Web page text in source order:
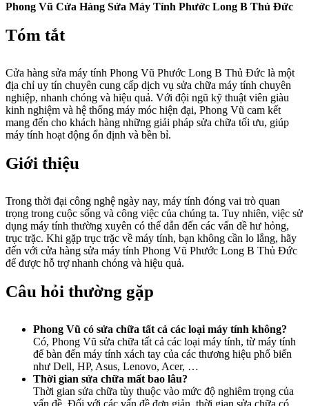
Phong Vũ Cửa Hàng Sửa Máy Tính Phước Long B Thủ Đức
Tóm tắt
Cửa hàng sửa máy tính Phong Vũ Phước Long B Thủ Đức là một
địa chỉ uy tín chuyên cung cấp dịch vụ sửa chữa máy tính chuyên
nghiệp, nhanh chóng và hiệu quả. Với đội ngũ kỹ thuật viên giàu
kinh nghiệm và hệ thống máy móc hiện đại, Phong Vũ cam kết
mang đến cho khách hàng những giải pháp sửa chữa tối ưu, giúp
máy tính hoạt động ổn định và bền bỉ.
Giới thiệu
Trong thời đại công nghệ ngày nay, máy tính đóng vai trò quan
trọng trong cuộc sống và công việc của chúng ta. Tuy nhiên, việc sử
dụng máy tính thường xuyên có thể dẫn đến các vấn đề hư hỏng,
trục trặc. Khi gặp trục trặc về máy tính, bạn không cần lo lắng, hãy
đến với cửa hàng sửa máy tính Phong Vũ Phước Long B Thủ Đức
để được hỗ trợ nhanh chóng và hiệu quả.
Câu hỏi thường gặp
Phong Vũ có sửa chữa tất cả các loại máy tính không?
Có, Phong Vũ sửa chữa tất cả các loại máy tính, từ máy tính
để bàn đến máy tính xách tay của các thương hiệu phổ biến
như Dell, HP, Asus, Lenovo, Acer, …
Thời gian sửa chữa mất bao lâu?
Thời gian sửa chữa tùy thuộc vào mức độ nghiêm trọng của
vấn đề. Đối với các vấn đề đơn giản, thời gian sửa chữa có